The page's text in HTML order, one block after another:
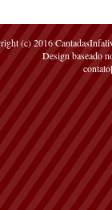
(c) 2016
Design baseado